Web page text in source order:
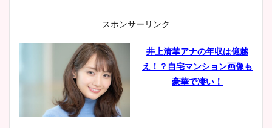
スポンサーリンク
井上清華アナの年収は億越
え！？自宅マンション画像も
豪華で凄い！